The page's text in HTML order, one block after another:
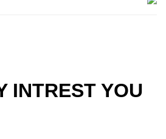
INTREST YOU